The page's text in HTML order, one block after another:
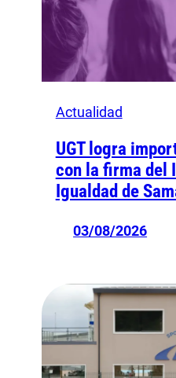
Actualidad
UGT logra
con la firma del
Igualdad de
03/08/2026